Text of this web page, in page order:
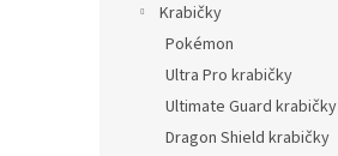
Krabičky
Pokémon
Ultra Pro krabičky
Ultimate Guard krabičky
Dragon Shield krabičky